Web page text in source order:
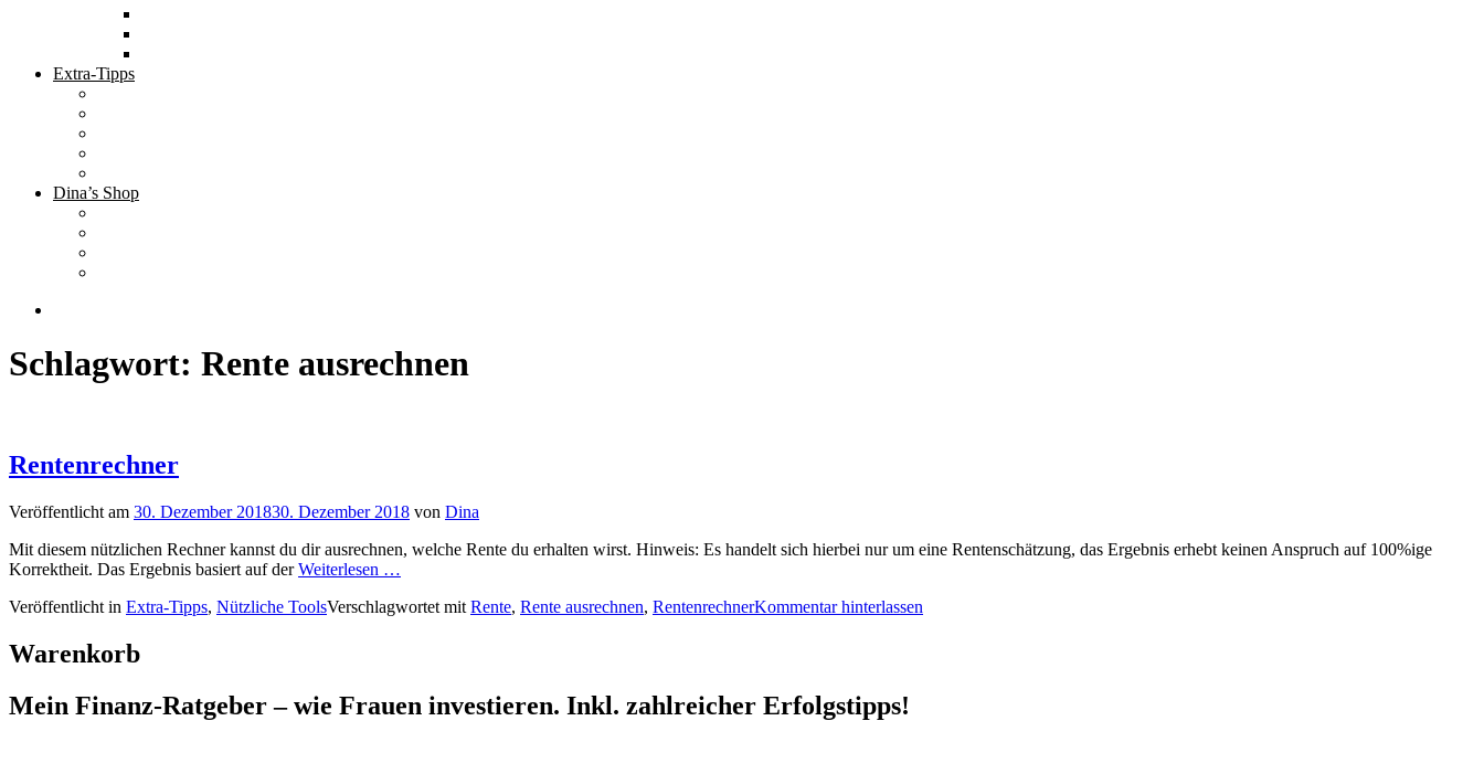
Extra-Tipps
Dina’s Shop
Schlagwort: Rente ausrechnen
Rentenrechner
Veröffentlicht am 30. Dezember 201830. Dezember 2018 von Dina
Mit diesem nützlichen Rechner kannst du dir ausrechnen, welche Rente du erhalten wirst. Hinweis: Es handelt sich hierbei nur um eine Rentenschätzung, das Ergebnis erhebt keinen Anspruch auf 100%ige
Korrektheit. Das Ergebnis basiert auf derWeiterlesen …
Veröffentlicht in Extra-Tipps, Nützliche ToolsVerschlagwortet mit Rente, Rente ausrechnen, RentenrechnerKommentar hinterlassen
Warenkorb
Mein Finanz-Ratgeber – wie Frauen investieren. Inkl. zahlreicher Erfolgstipps!